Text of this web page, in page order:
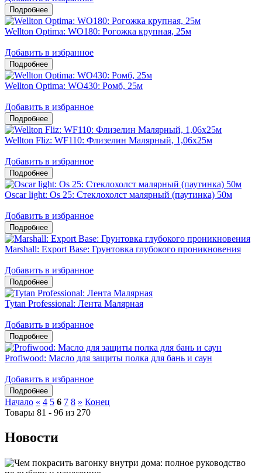
Wellton Optima: WO180: Рогожка крупная, 25м
Добавить в избранное
Wellton Optima: WO430: Ромб, 25м
Добавить в избранное
Wellton Fliz: WF110: Флизелин Малярный, 1,06х25м
Добавить в избранное
Oscar light: Os 25: Стеклохолст малярный (паутинка) 50м
Добавить в избранное
Marshall: Export Base: Грунтовка глубокого проникновения
Добавить в избранное
Tytan Professional: Лента Малярная
Добавить в избранное
Profiwood: Масло для защиты полка для бань и саун
Добавить в избранное
Начало « 4 5 6 7 8 » Конец
Товары 81 - 96 из 270
Новости